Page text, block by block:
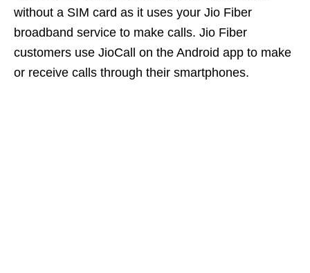
without a SIM card as it uses your Jio Fiber
broadband service to make calls. Jio Fiber
customers use JioCall on the Android app to make
or receive calls through their smartphones.